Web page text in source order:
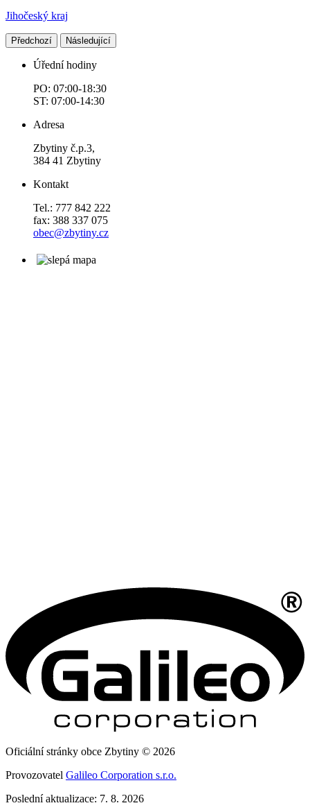
Jihočeský kraj
Předchozí Následující
Úřední hodiny
PO: 07:00-18:30
ST: 07:00-14:30
Adresa
Zbytiny č.p.3,
384 41 Zbytiny
Kontakt
Tel.: 777 842 222
fax: 388 337 075
obec@zbytiny.cz
Oficiální stránky obce Zbytiny © 2026
Provozovatel Galileo Corporation s.r.o.
Poslední aktualizace: 7. 8. 2026